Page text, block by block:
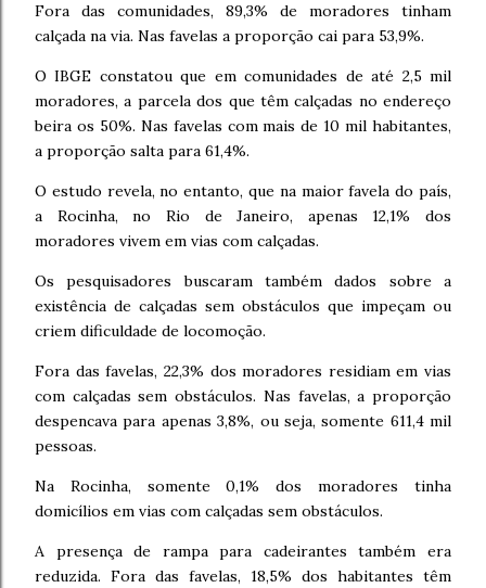
Fora das comunidades, 89,3% de moradores tinham
calçada na via. Nas favelas a proporção cai para 53,9%.
O IBGE constatou que em comunidades de até 2,5 mil
moradores, a parcela dos que têm calçadas no endereço
beira os 50%. Nas favelas com mais de 10 mil habitantes,
a proporção salta para 61,4%.
O estudo revela, no entanto, que na maior favela do país,
a Rocinha, no Rio de Janeiro, apenas 12,1% dos
moradores vivem em vias com calçadas.
Os pesquisadores buscaram também dados sobre a
existência de calçadas sem obstáculos que impeçam ou
criem dificuldade de locomoção.
Fora das favelas, 22,3% dos moradores residiam em vias
com calçadas sem obstáculos. Nas favelas, a proporção
despencava para apenas 3,8%, ou seja, somente 611,4 mil
pessoas.
Na Rocinha, somente 0,1% dos moradores tinha
domicílios em vias com calçadas sem obstáculos.
A presença de rampa para cadeirantes também era
reduzida. Fora das favelas, 18,5% dos habitantes têm